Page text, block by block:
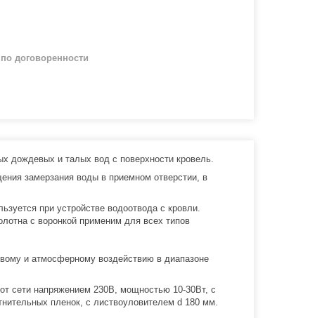
по договоренности
дождевых и талых вод с поверхности кровель.
замерзания воды в приемном отверстии, в
при устройстве водоотвода c кровли.
с воронкой применим для всех типов
и атмосферному воздействию в диапазоне
сети напряжением 230В, мощностью 10-30Вт, с
пленок, с листвоуловителем d 180 мм.